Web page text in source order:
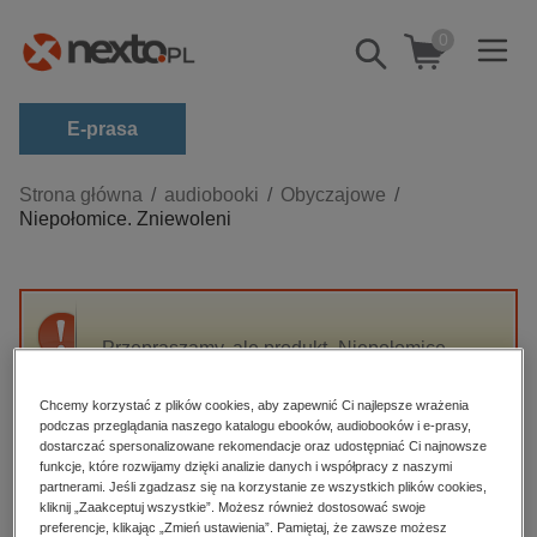
Pokaż/schowaj
wyszukiwarkę
0
E-prasa
Kategorie
Zobacz wszystkie E-prasa
budownictwo, aranżacja wnętrz
darmowe wydania
edukacja
hobby, sport, rozrywka
komputery, internet, technologie, informatyka
Strona główna audiobooki
Obyczajowe
Niepołomice. Zniewoleni
Przepraszamy, ale produkt „Niepołomice.
High-contrast mode
Polecane
Chcemy korzystać z plików cookies, aby zapewnić Ci najlepsze wrażenia
podczas przeglądania naszego katalogu ebooków, audiobooków i e-prasy,
dostarczać spersonalizowane rekomendacje oraz udostępniać Ci najnowsze
funkcje, które rozwijamy dzięki analizie danych i współpracy z naszymi
partnerami. Jeśli zgadzasz się na korzystanie ze wszystkich plików cookies,
kliknij „Zaakceptuj wszystkie”. Możesz również dostosować swoje
preferencje, klikając „Zmień ustawienia”. Pamiętaj, że zawsze możesz